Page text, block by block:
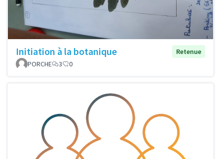
Initiation à la botanique
Retenue
PORCHE
3 0